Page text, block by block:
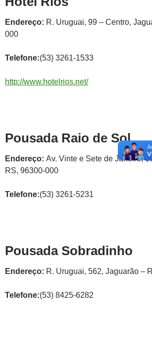
Endereço: R. Uruguai, 99 – Centro,
000
Telefone:(53) 3261-1533
http://www.hotelrios.net/
Pousada Raio de Sol
Endereço: Av. Vinte e Sete de Janeiro,
RS, 96300-000
Telefone:(53) 3261-5231
Pousada Sobradinho
Endereço: R. Uruguai, 562, Jaguarão –
Telefone:(53) 8425-6282